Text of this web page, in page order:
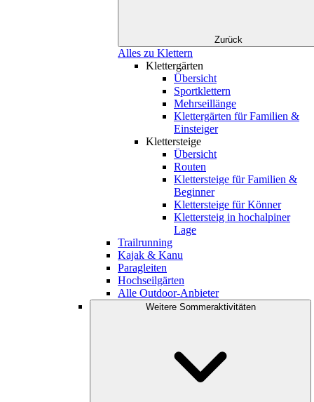
Zurück
Alles zu Klettern
Klettergärten
Übersicht
Sportklettern
Mehrseillänge
Klettergärten für Familien &
Einsteiger
Klettersteige
Übersicht
Routen
Klettersteige für Familien &
Beginner
Klettersteige für Könner
Klettersteig in hochalpiner
Lage
Trailrunning
Kajak & Kanu
Paragleiten
Hochseilgärten
Alle Outdoor-Anbieter
Weitere Sommeraktivitäten